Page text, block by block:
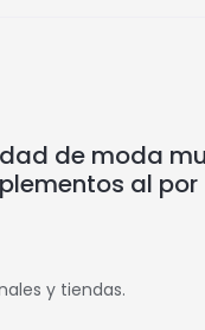
de moda
al por
y tiendas.